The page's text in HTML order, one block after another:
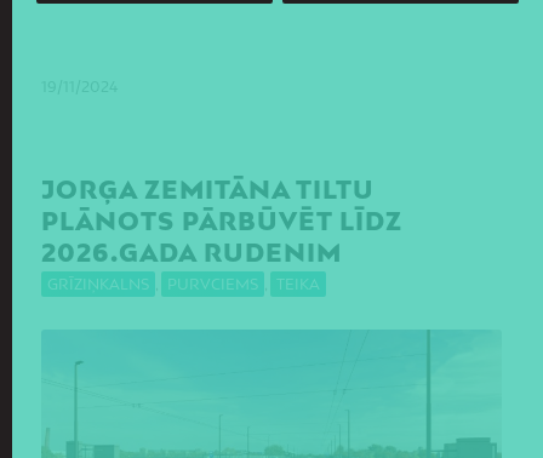
JORĢA ZEMITĀNA TILTU
PLĀNOTS PĀRBŪVĒT LĪDZ
2026.GADA RUDENIM
GRĪZIŅKALNS PURVCIEMS TEIKA